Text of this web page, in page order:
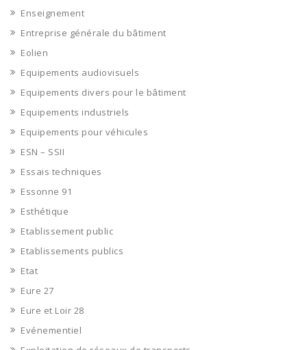
Enseignement
Entreprise générale du bâtiment
Eolien
Equipements audiovisuels
Equipements divers pour le bâtiment
Equipements industriels
Equipements pour véhicules
ESN – SSII
Essais techniques
Essonne 91
Esthétique
Etablissement public
Etablissements publics
Etat
Eure 27
Eure et Loir 28
Evénementiel